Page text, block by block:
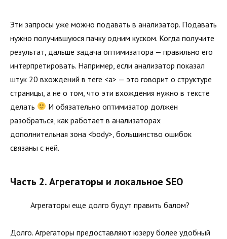
Эти запросы уже можно подавать в анализатор. Подавать
нужно получившуюся пачку одним куском. Когда получите
результат, дальше задача оптимизатора — правильно его
интерпретировать. Например, если анализатор показал
штук 20 вхождений в теге <a> — это говорит о структуре
страницы, а не о том, что эти вхождения нужно в тексте
делать
И обязательно оптимизатор должен
разобраться, как работает в анализаторах
дополнительная зона <body>, большинство ошибок
связаны с ней.
Часть 2. Агрегаторы и локальное SEO
Агрегаторы еще долго будут править балом?
Долго. Агрегаторы предоставляют юзеру более удобный